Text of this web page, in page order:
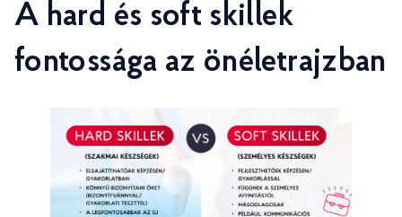
A hard és soft skillek
fontossága az önéletrajzban